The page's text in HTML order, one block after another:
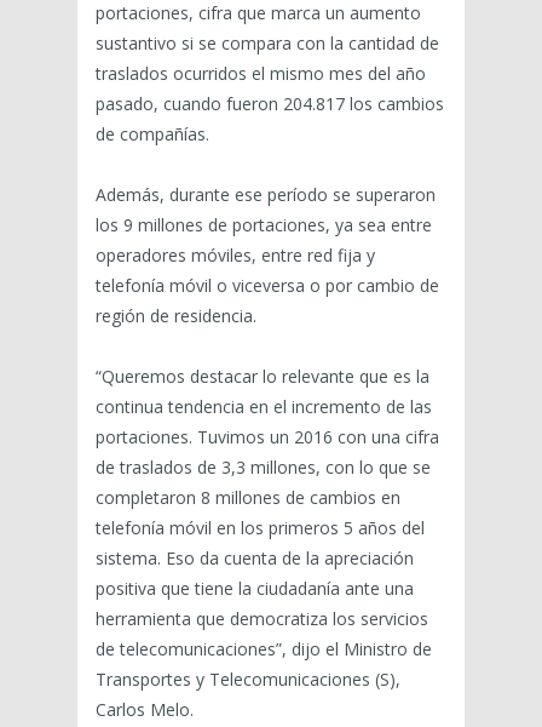
portaciones, cifra que marca un aumento
sustantivo si se compara con la cantidad de
traslados ocurridos el mismo mes del año
pasado, cuando fueron 204.817 los cambios
de compañías.
Además, durante ese período se superaron
los 9 millones de portaciones, ya sea entre
operadores móviles, entre red fija y
telefonía móvil o viceversa o por cambio de
región de residencia.
“Queremos destacar lo relevante que es la
continua tendencia en el incremento de las
portaciones. Tuvimos un 2016 con una cifra
de traslados de 3,3 millones, con lo que se
completaron 8 millones de cambios en
telefonía móvil en los primeros 5 años del
sistema. Eso da cuenta de la apreciación
positiva que tiene la ciudadanía ante una
herramienta que democratiza los servicios
de telecomunicaciones”, dijo el Ministro de
Transportes y Telecomunicaciones (S),
Carlos Melo.